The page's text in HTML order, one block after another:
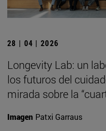
28 | 04 | 2026
Longevity Lab: un
los futuros del
mirada sobre la
Imagen Patxi Garraus